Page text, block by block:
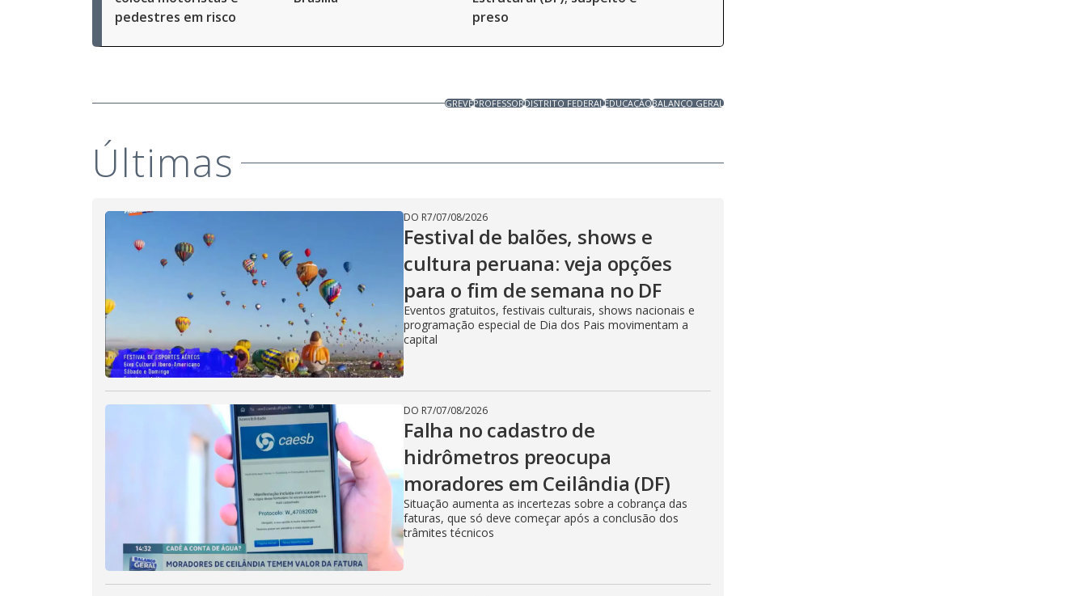
pedestres em risco
preso
GREVEPROFESSORDISTRITO FEDERALEDUCAÇÃOBALANÇO GERAL
Últimas
DO R7/07/08/2026
Festival de balões, shows e
cultura peruana: veja opções
para o fim de semana no DF
Eventos gratuitos, festivais culturais, shows nacionais e
programação especial de Dia dos Pais movimentam a
capital
DO R7/07/08/2026
Falha no cadastro de
hidrômetros preocupa
moradores em Ceilândia (DF)
Situação aumenta as incertezas sobre a cobrança das
faturas, que só deve começar após a conclusão dos
trâmites técnicos